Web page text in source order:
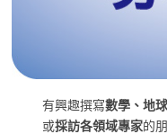
有興趣撰寫數學、地
或採訪各領域專家的